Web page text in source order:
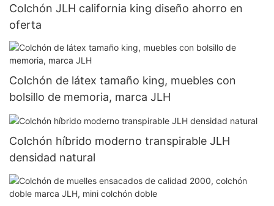
Colchón JLH california king diseño ahorro en
oferta
Colchón de látex tamaño king, muebles con
bolsillo de memoria, marca JLH
Colchón híbrido moderno transpirable JLH
densidad natural